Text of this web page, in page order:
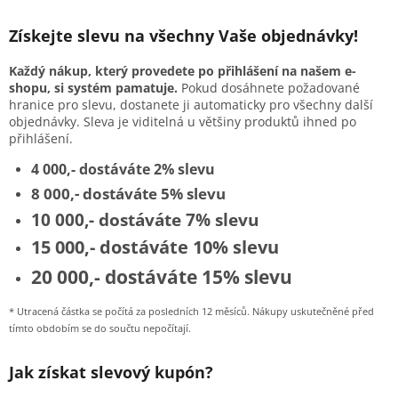
Získejte slevu na všechny Vaše objednávky!
Každý nákup, který provedete po přihlášení na našem e-
shopu, si systém pamatuje. Pokud dosáhnete požadované
hranice pro slevu, dostanete ji automaticky pro všechny další
objednávky. Sleva je viditelná u většiny produktů ihned po
přihlášení.
4 000,- dostáváte 2% slevu
8 000,- dostáváte 5% slevu
10 000,- dostáváte 7% slevu
15 000,- dostáváte 10% slevu
20 000,- dostáváte 15% slevu
* Utracená částka se počítá za posledních 12 měsíců. Nákupy uskutečněné před
tímto obdobím se do součtu nepočítají.
Jak získat slevový kupón?